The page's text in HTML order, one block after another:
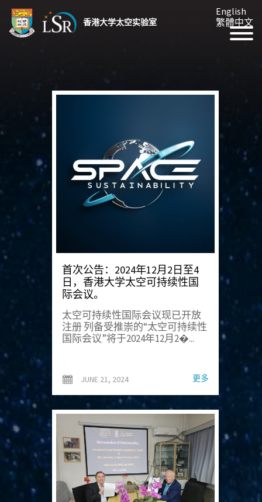
香港大学太空实验室
English
繁體中文
首次公告：2024年12月2日至4
日，香港大学太空可持续性国
际会议。
太空可持续性国际会议现已开放
注册 列备受推崇的“太空可持续性
国际会议”将于2024年12月2�...
JUNE 21, 2024 更多